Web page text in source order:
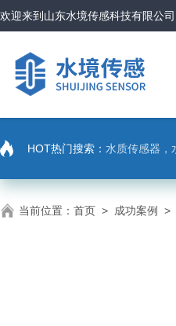
欢迎来到 山东水境传感科技有限公司
HOT热门搜索： 水质传感器，
当前位置： 首页 > 成功案例 >